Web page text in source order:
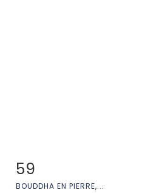
Fiche détaillée
59
BOUDDHA EN PIERRE,...